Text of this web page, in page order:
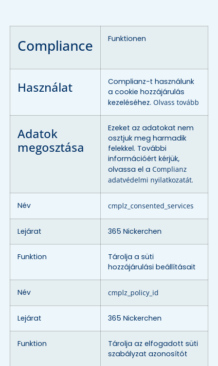
Compliance Funktionen
Használat
Complianz-t használunk
a cookie hozzájárulás
kezeléséhez. Olvass tovább
Adatok
megosztása
Ezeket az adatokat nem
osztjuk meg harmadik
felekkel. További
információért kérjük,
olvassa el a Complianz
adatvédelmi nyilatkozatát.
Név cmplz_consented_services
Lejárat 365 Nickerchen
Funktion
Tárolja a süti
hozzájárulási beállításait
Név cmplz_policy_id
Lejárat 365 Nickerchen
Funktion
Tárolja az elfogadott süti
szabályzat azonosítót